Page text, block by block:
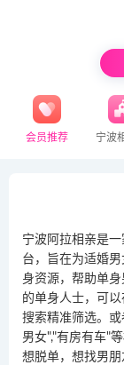
会员推荐 宁波
宁波阿拉相亲是
台，旨在为适婚
身资源，帮助单
的单身人士，可
搜索精准筛选。
男女","有房有车"
想脱单，想找男朋